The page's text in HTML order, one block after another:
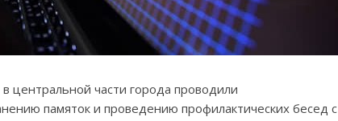
части города проводили
памяток и проведению профилактических бесед с